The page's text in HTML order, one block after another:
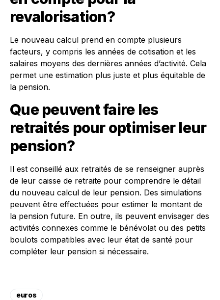
revalorisation?
Le nouveau calcul prend en compte plusieurs
facteurs, y compris les années de cotisation et les
salaires moyens des dernières années d’activité. Cela
permet une estimation plus juste et plus équitable de
la pension.
Que peuvent faire les
retraités pour optimiser leur
pension?
Il est conseillé aux retraités de se renseigner auprès
de leur caisse de retraite pour comprendre le détail
du nouveau calcul de leur pension. Des simulations
peuvent être effectuées pour estimer le montant de
la pension future. En outre, ils peuvent envisager des
activités connexes comme le bénévolat ou des petits
boulots compatibles avec leur état de santé pour
compléter leur pension si nécessaire.
euros